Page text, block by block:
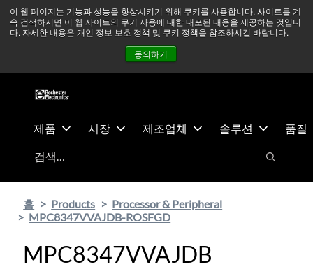
이 웹 페이지는 기능과 성능을 향상시키기 위해 쿠키를 사용합니다. 사이트를 계
속 검색하시면 이 웹 사이트의 쿠키 사용에 대한 내포된 내용을 제공하는 것입니
다. 자세한 내용은 개인 정보 보호 정책 및 쿠키 정책을 참조하시길 바랍니다.
동의하기
츠
건
중동 지역 상황을 지속적으로 주시하고 있으며, 모든 서비스는
정상적으로 운영되고 있습니다. 더 읽어보기 →
뉴스
문의하기
제품 시장 제조업체 솔루션
품질
검색
검색
홈 Products
Processor & Peripheral
MPC8347VVAJDB-ROSFGD
MPC8347VVAJDB